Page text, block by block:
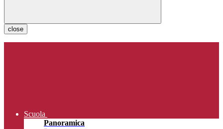
close
Scuola
Panoramica